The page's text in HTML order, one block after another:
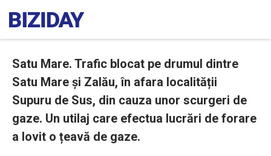
Satu Mare. Trafic blocat pe drumul dintre
Satu Mare și Zalău, în afara localității
Supuru de Sus, din cauza unor scurgeri de
gaze. Un utilaj care efectua lucrări de forare
a lovit o țeavă de gaze.